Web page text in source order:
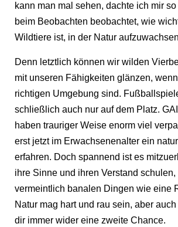
kann man mal sehen, dachte ich mir
beim Beobachten beobachtet, wie
Wildtiere ist, in der Natur
Denn letztlich können wir wilden
mit unseren Fähigkeiten glänzen,
richtigen Umgebung sind.
schließlich auch nur auf dem Platz.
haben trauriger Weise enorm viel
erst jetzt im Erwachsenenalter ein
erfahren. Doch spannend ist es
ihre Sinne und ihren Verstand schulen,
vermeintlich banalen Dingen wie eine
Natur mag hart und rau sein, aber
dir immer wider eine zweite Chance.